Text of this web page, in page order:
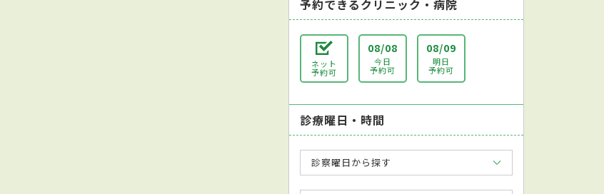
予約できるクリニック・病院
ネット
予約可
08/08
今日
予約可
08/09
明日
予約可
診療曜日・時間
診察曜日から探す